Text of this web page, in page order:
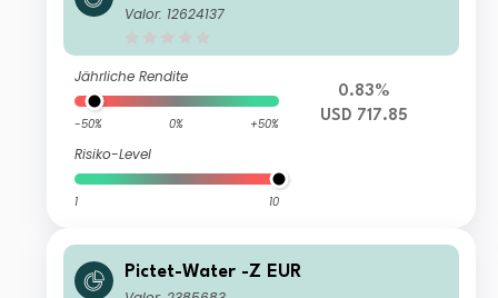
Valor: 12624137
Jährliche Rendite
-50% 0% +50%
Risiko-Level
1 10
0.83%
USD 717.85
Pictet-Water -Z EUR